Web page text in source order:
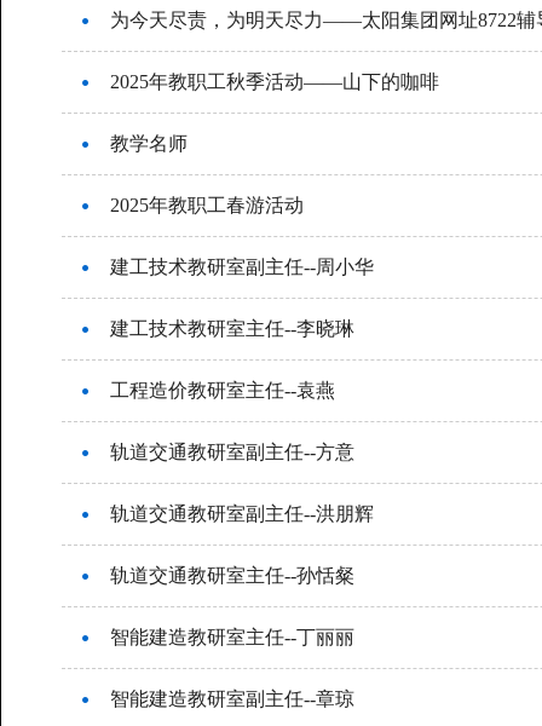
为今天尽责，为明天尽力——太阳集团网址8722辅
2025年教职工秋季活动——山下的咖啡
教学名师
2025年教职工春游活动
建工技术教研室副主任--周小华
建工技术教研室主任--李晓琳
工程造价教研室主任--袁燕
轨道交通教研室副主任--方意
轨道交通教研室副主任--洪朋辉
轨道交通教研室主任--孙恬粲
智能建造教研室主任--丁丽丽
智能建造教研室副主任--章琼